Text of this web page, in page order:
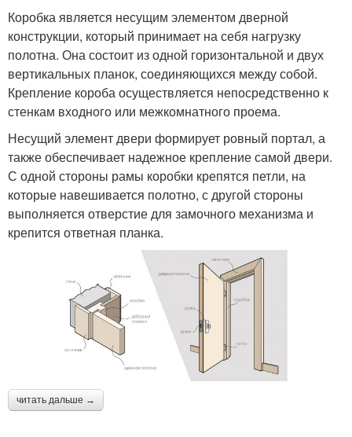
Коробка является несущим элементом дверной
конструкции, который принимает на себя нагрузку
полотна. Она состоит из одной горизонтальной и двух
вертикальных планок, соединяющихся между собой.
Крепление короба осуществляется непосредственно к
стенкам входного или межкомнатного проема.
Несущий элемент двери формирует ровный портал, а
также обеспечивает надежное крепление самой двери.
С одной стороны рамы коробки крепятся петли, на
которые навешивается полотно, с другой стороны
выполняется отверстие для замочного механизма и
крепится ответная планка.
читать дальше →